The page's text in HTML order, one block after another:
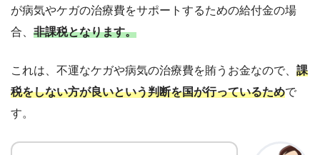
が病気やケガの治療費をサポートするための給付金の場
合、 非課税となります。
これは、不運なケガや病気の治療費を賄うお金なので、 課
税をしない方が良いという判断を国が行っているためで
す。